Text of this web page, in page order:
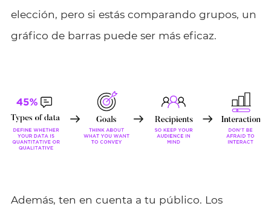
elección, pero si estás comparando grupos, un
gráfico de barras puede ser más eficaz.
Además, ten en cuenta a tu público. Los